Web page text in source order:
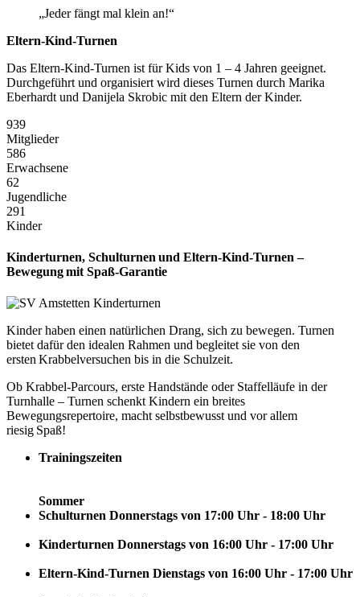
„Jeder fängt mal klein an!“
Eltern-Kind-Turnen
Das Eltern-Kind-Turnen ist für Kids von 1 – 4 Jahren geeignet.
Durchgeführt und organisiert wird dieses Turnen durch Marika
Eberhardt und Danijela Skrobic mit den Eltern der Kinder.
939
Mitglieder
586
Erwachsene
62
Jugendliche
291
Kinder
Kinderturnen, Schulturnen und Eltern‑Kind‑Turnen –
Bewegung mit Spaß‑Garantie
Kinder haben einen natürlichen Drang, sich zu bewegen. Turnen
bietet dafür den idealen Rahmen und begleitet sie von den
ersten Krabbelversuchen bis in die Schulzeit.
Ob Krabbel‑Parcours, erste Handstände oder Staffelläufe in der
Turnhalle – Turnen schenkt Kindern ein breites
Bewegungsrepertoire, macht selbstbewusst und vor allem
riesig Spaß!
Trainingszeiten
Sommer
Schulturnen Donnerstags von 17:00 Uhr - 18:00 Uhr
Kinderturnen Donnerstags von 16:00 Uhr - 17:00 Uhr
Eltern-Kind-Turnen Dienstags von 16:00 Uhr - 17:00 Uhr